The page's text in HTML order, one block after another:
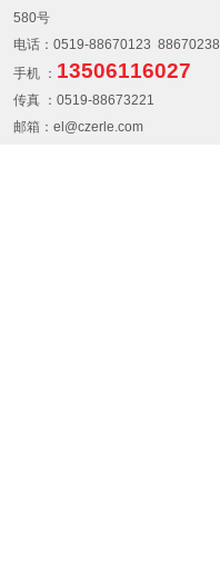
580号
电话：0519-88670123 88670238
手机 ： 13506116027
传真 ：0519-88673221
邮箱：el@czerle.com